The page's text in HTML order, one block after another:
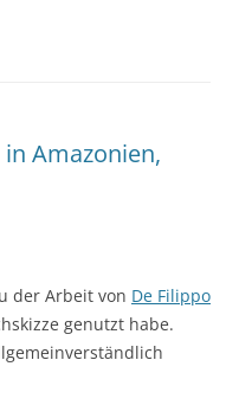
Amazonien,
der Arbeit von De Filippo
genutzt habe.